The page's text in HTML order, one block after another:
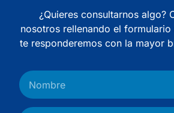
¿Quieres consultarnos algo?
nosotros rellenando el
te responderemos con la mayor